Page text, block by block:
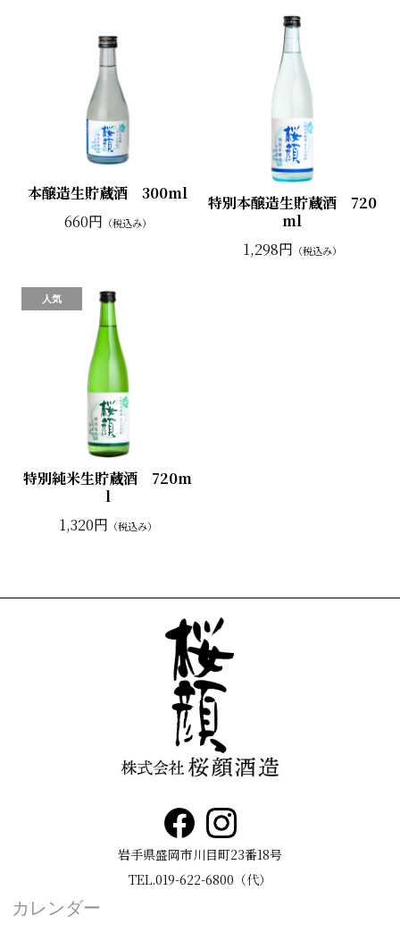
本醸造生貯蔵酒 300ml
660円 （税込み）
特別本醸造生貯蔵酒 720
ml
1,298円 （税込み）
特別純米生貯蔵酒 720m
l
1,320円 （税込み）
岩手県盛岡市川目町23番18号
TEL.019-622-6800（代）
カレンダー